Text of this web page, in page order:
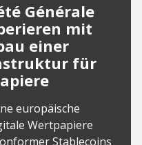
Générale
mit
einer
für
europäische
Wertpapiere
Stablecoins